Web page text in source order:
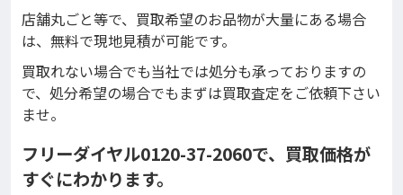
店舗丸ごと等で、買取希望のお品物が大量にある場合
は、無料で現地見積が可能です。
買取れない場合でも当社では処分も承っておりますの
で、処分希望の場合でもまずは買取査定をご依頼下さい
ませ。
フリーダイヤル0120-37-2060で、買取価格が
すぐにわかります。